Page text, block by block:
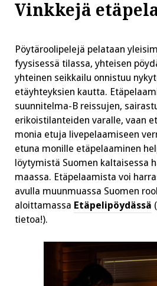
Vinkkejä
Pöytäroolipelejä pelataan
fyysisessä tilassa, yhteisen
yhteinen seikkailu onnistuu
etäyhteyksien kautta.
suunnitelma-B reissujen,
erikoistilanteiden varalle, vaan
monia etuja livepelaamiseen
etuna monille etäpelaaminen
löytymistä Suomen kaltaisessa
maassa. Etäpelaamista voi
avulla muunmuassa Suomen
aloittamassa Etäpelipöydässä (
tietoa!).